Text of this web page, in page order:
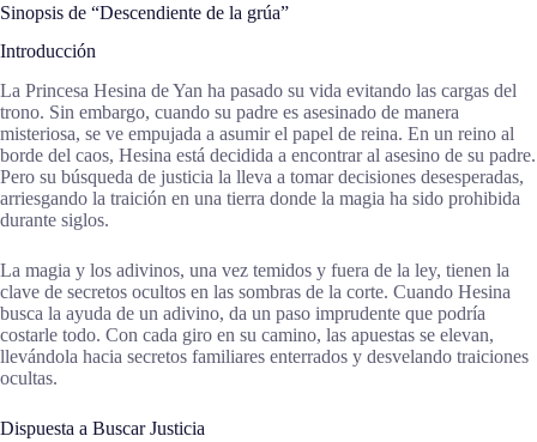
Sinopsis de “Descendiente de la grúa”
Introducción
La Princesa Hesina de Yan ha pasado su vida evitando las cargas del
trono. Sin embargo, cuando su padre es asesinado de manera
misteriosa, se ve empujada a asumir el papel de reina. En un reino al
borde del caos, Hesina está decidida a encontrar al asesino de su padre.
Pero su búsqueda de justicia la lleva a tomar decisiones desesperadas,
arriesgando la traición en una tierra donde la magia ha sido prohibida
durante siglos.
La magia y los adivinos, una vez temidos y fuera de la ley, tienen la
clave de secretos ocultos en las sombras de la corte. Cuando Hesina
busca la ayuda de un adivino, da un paso imprudente que podría
costarle todo. Con cada giro en su camino, las apuestas se elevan,
llevándola hacia secretos familiares enterrados y desvelando traiciones
ocultas.
Dispuesta a Buscar Justicia